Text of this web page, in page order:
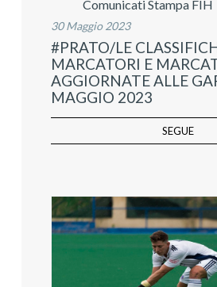
Comunicati Stampa FIH
30 Maggio 2023
#PRATO/LE
MARCATORI E
AGGIORNATE ALLE
MAGGIO 2023
SEGUE